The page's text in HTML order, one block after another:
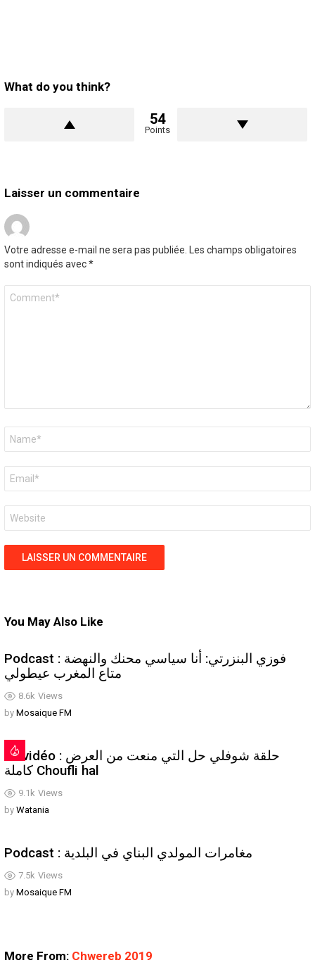
What do you think?
54
Points
Laisser un commentaire
Votre adresse e-mail ne sera pas publiée. Les champs obligatoires
sont indiqués avec*
mail
*
web
You May Also Like
8.6k Views
Podcast : فوزي البنزرتي: أنا سياسي محنك والنهضة
متاع المغرب عيطولي
by Mosaique FM
9.1k Views
En vidéo : حلقة شوفلي حل التي منعت من العرض
كاملة Choufli hal
by Watania
7.5k Views
Podcast : مغامرات المولدي البناي في البلدية
by Mosaique FM
More From: Chwereb 2019